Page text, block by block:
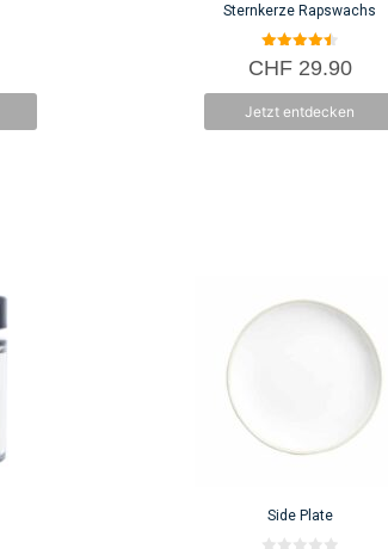
Sternkerze Rapswachs
4.50
von 5
CHF29.90
Jetzt entdecken
Side Plate